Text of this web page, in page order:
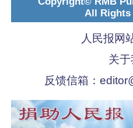
All Rights
人民报网
关于
反馈信箱：